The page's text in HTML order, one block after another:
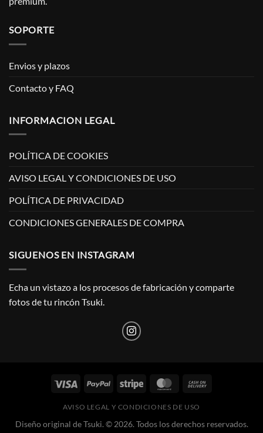
SOPORTE
Envios y plazos
Contacto y FAQ
INFORMACION LEGAL
POLÍTICA DE COOKIES
AVISO LEGAL Y CONDICIONES DE USO
POLÍTICA DE PRIVACIDAD
CONDICIONES GENERALES DE COMPRA
SIGUENOS EN INSTAGRAM
Echa un vistazo a los procesos de fabricación y comparte
fotos de tu rincón Tsuki.
AVISO LEGAL Y CONDICIONES DE USO
Diseño original de Tsuki. © 2026. Todos los derechos reservados.